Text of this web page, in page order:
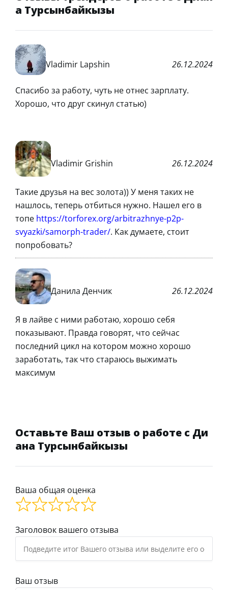
а Турсынбайкызы
Vladimir Lapshin 26.12.2024
Спасибо за работу, чуть не отнес зарплату.
Хорошо, что друг скинул статью)
Vladimir Grishin 26.12.2024
Такие друзья на вес золота)) У меня таких не
нашлось, теперь отбиться нужно. Нашел его в
топе https://torforex.org/arbitrazhnye-p2p-
svyazki/samorph-trader/. Как думаете, стоит
попробовать?
Данила Денчик 26.12.2024
Я в лайве с ними работаю, хорошо себя
показывают. Правда говорят, что сейчас
последний цикл на котором можно хорошо
заработать, так что стараюсь выжимать
максимум
Оставьте Ваш отзыв о работе с Ди
ана Турсынбайкызы
Ваша общая оценка
Заголовок вашего отзыва
Ваш отзыв